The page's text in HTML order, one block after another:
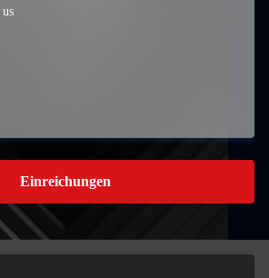
Einreichungen